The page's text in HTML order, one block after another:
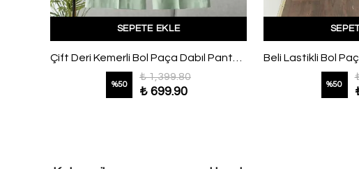
SEPETE EKLE
Çift Deri Kemerli Bol Paça Dabıl Pantolon Mint
%50
₺ 1,399.80
₺ 699.90
%50